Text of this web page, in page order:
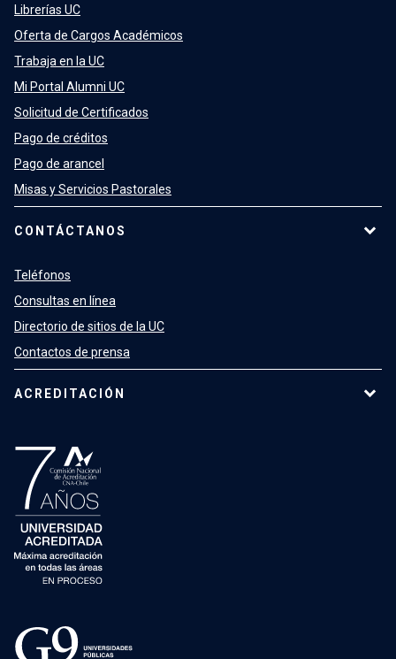
Librerías UC
Oferta de Cargos Académicos
Trabaja en la UC
Mi Portal Alumni UC
Solicitud de Certificados
Pago de créditos
Pago de arancel
Misas y Servicios Pastorales
CONTÁCTANOS
Teléfonos
Consultas en línea
Directorio de sitios de la UC
Contactos de prensa
ACREDITACIÓN